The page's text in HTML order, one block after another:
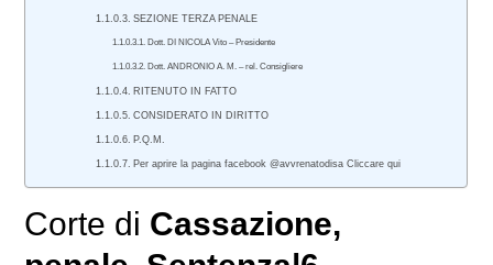
SEZIONE TERZA PENALE
Dott. DI NICOLA Vito – Presidente
Dott. ANDRONIO A. M. – rel. Consigliere
RITENUTO IN FATTO
CONSIDERATO IN DIRITTO
P.Q.M.
Per aprire la pagina facebook @avvrenatodisa Cliccare qui
Corte di Cassazione,